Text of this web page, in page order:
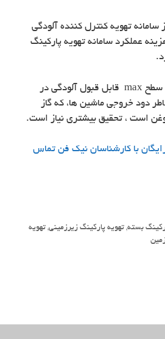
سامانه تهویه کنترل کننده آلودگی
عملکرد سامانه تهویه پارکینگ
به هر حال برای تعیین سطح max قابل قبول آلودگی در
دود خروجی ماشین ها، که گاز
است ، تحقیق بیشتری نیاز است.
با کارشناسان نیک فن تماس
بسته, تهویه پارکینگ زیرزمینی, تهویه